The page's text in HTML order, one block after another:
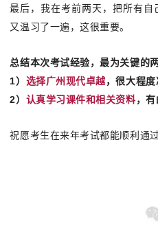
最后，我在考前两天，把所有
又温习了一遍，这很重要。
总结本次考试经验，最为关键的
1） 选择广州现代卓越，很大程度
2） 认真学习课件和相关资料，
祝愿考生在来年考试都能顺利通